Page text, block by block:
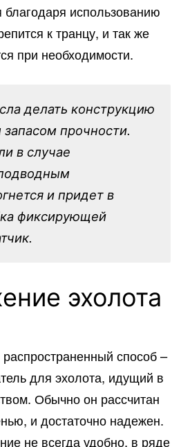
благодаря использованию
к транцу, и так же
при необходимости.
делать конструкцию
прочности.
в случае
и придет в
фиксирующей
эхолота
способ –
для эхолота, идущий в
Обычно он рассчитан
и достаточно надежен.
не всегда удобно, в ряде